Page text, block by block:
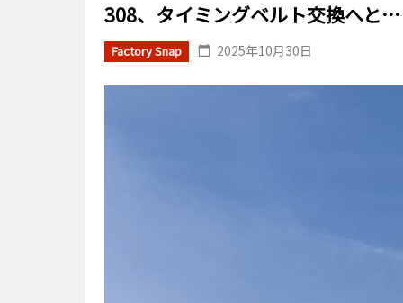
308、タイミングベルト交換へと…
Factory Snap 2025年10月30日